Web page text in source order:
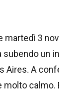
martedì 3
subendo un
Aires. A
molto